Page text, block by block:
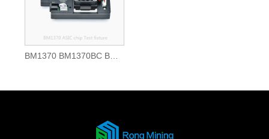
BM1370 BM1370BC BM1370PA BM1370AA ASIC CHIP পরীক্ষা ফিক্সচার